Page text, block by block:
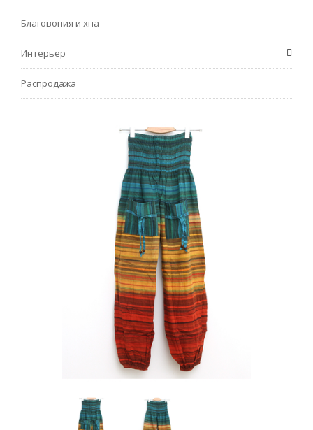
Благовония и хна
Интерьер
Распродажа